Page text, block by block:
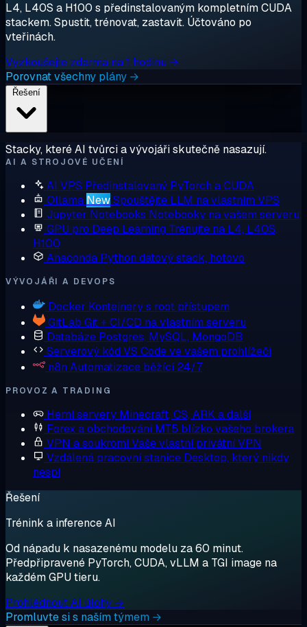
L4, L40S a H100 s předinstalovaným kompletním CUDA
stackem. Spustit, trénovat, zastavit. Účtováno po
vteřinách.
Vyzkoušejte zdarma na 1 hodinu →
Porovnat všechny plány →
Stacky, které AI tvůrci a vývojáři skutečně nasazují.
AI A STROJOVÉ UČENÍ
AI VPS Předinstalovaný PyTorch a CUDA
Ollama NewSpouštějte LLM na vlastním VPS
Jupyter Notebooks Notebooky na vašem serveru
GPU pro Deep Learning Trénujte na L4, L40S,
H100
Anaconda Python datový stack, hotovo
VÝVOJÁŘI A DEVOPS
Docker Kontejnery s root přístupem
GitLab Git + CI/CD na vlastním serveru
Databáze Postgres, MySQL, MongoDB
Serverový kód VS Code ve vašem prohlížeči
n8n Automatizace běžící 24/7
PROVOZ A TRADING
Herní servery Minecraft, CS, ARK a další
Forex a obchodování MT5 blízko vašeho brokera
VPN a soukromíVaše vlastní privátní VPN
Vzdálená pracovní stanice Desktop, který nikdy
nespí
Řešení
Trénink a inference AI
Od nápadu k nasazenému modelu za 60 minut.
Předpřipravené PyTorch, CUDA, vLLM a TGI image na
každém GPU tieru.
Prohlédnout AI úlohy →
Promluvte si s naším týmem →